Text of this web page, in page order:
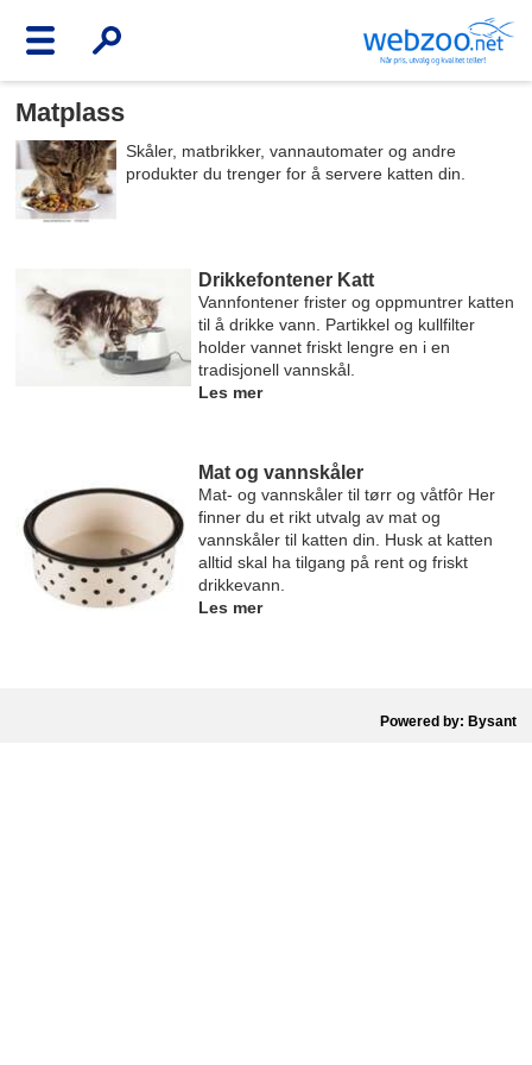
Matplass
Skåler, matbrikker, vannautomater og andre
produkter du trenger for å servere katten din.
Drikkefontener Katt
Vannfontener frister og oppmuntrer katten
til å drikke vann. Partikkel og kullfilter
holder vannet friskt lengre en i en
tradisjonell vannskål.
Les mer
Mat og vannskåler
Mat- og vannskåler til tørr og våtfôr Her
finner du et rikt utvalg av mat og
vannskåler til katten din. Husk at katten
alltid skal ha tilgang på rent og friskt
drikkevann.
Les mer
Powered by: Bysant